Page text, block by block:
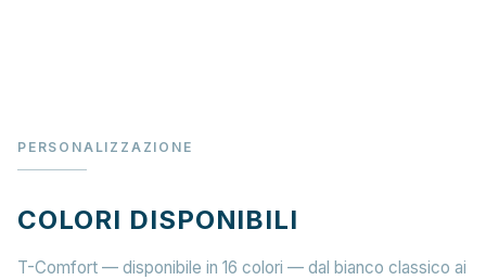
PERSONALIZZAZIONE
COLORI DISPONIBILI
T-Comfort — disponibile in 16 colori — dal bianco classico ai